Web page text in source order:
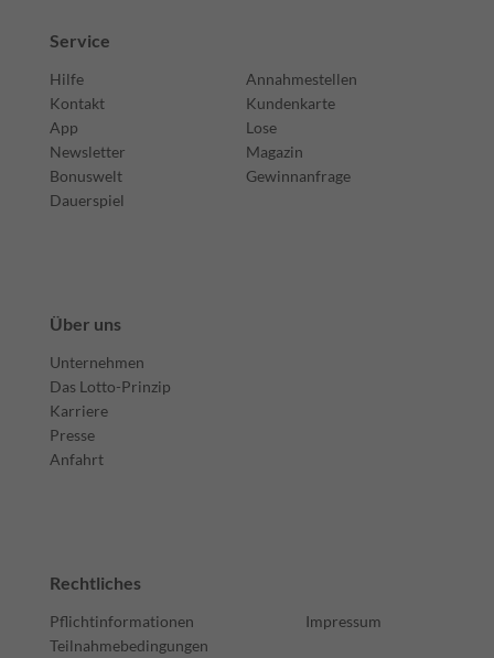
Service
Hilfe
Kontakt
App
Newsletter
Bonuswelt
Dauerspiel
Annahmestellen
Kundenkarte
Lose
Magazin
Gewinnanfrage
Über uns
Unternehmen
Das Lotto-Prinzip
Karriere
Presse
Anfahrt
Rechtliches
Pflichtinformationen
Teilnahmebedingungen
Impressum